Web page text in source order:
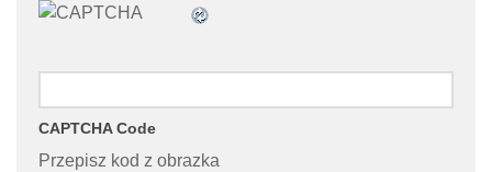
CAPTCHA Code
Przepisz kod z obrazka